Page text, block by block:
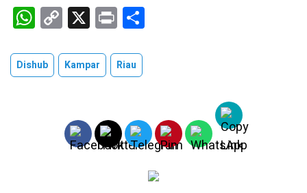
W
h
at
s
C
o
py
Li
k
X Pr
in
t
Dishub Kampar Riau